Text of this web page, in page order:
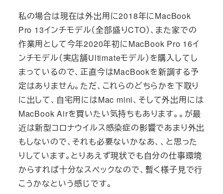
私の場合は現在は外出用に2018年にMacBook
Pro 13インチモデル（全部盛りCTO）、また家での
作業用として今年2020年初にMacBook Pro 16イ
ンチモデル（実店舗Ultimateモデル）を購入してし
まっているので、正直今はMacBookを新調する予
定はありません。ただ、これらのどちらかを下取り
に出して、自宅用にはMac mini、そして外出用には
MacBook Airを買いたい気持ちもあります。。が最
近は新型コロナウイルス感染症の影響であまり外出
もしないので、それも必要ないかなあ、、と思った
りしています。とりあえず現状でも自分の仕事環境
からすれば十分なスペックなので、暫く様子見で行
こうかなという感じです。